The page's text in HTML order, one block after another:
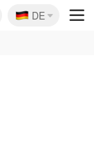
🇩🇪
DE